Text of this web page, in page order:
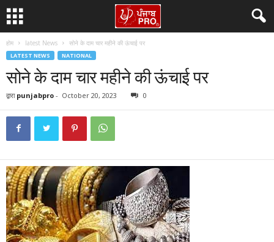
होम latest News सोने के दाम चार महीने की ऊंचाई पर
LATEST NEWS NATIONAL
सोने के दाम चार महीने की ऊंचाई पर
द्वारा punjabpro - October 20, 2023 0